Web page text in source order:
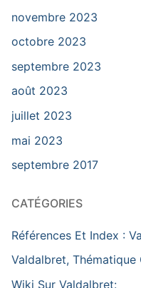
novembre 2023
octobre 2023
septembre 2023
août 2023
juillet 2023
mai 2023
septembre 2017
CATÉGORIES
Références Et Index :
Valdalbret, Thématique
Wiki Sur Valdalbret: